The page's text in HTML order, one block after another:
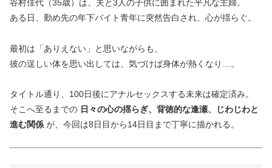
谷村佳代（35歳）は、夫と3人の子供に囲まれた平凡な主婦。
ある日、勤め先の年下バイト青年に突然告白され、心が揺らぐ。
最初は「ありえない」と思いながらも、
彼の逞しい体を思い出しては、気づけば身体が熱くなり…。
タイトル通り、100日後にアナルセックスする未来は確定済み。
そこへ至るまでの 日々の心の揺らぎ、背徳的な逢瀬、じわじわと
進む関係 が、今回は8日目から14日目まで丁寧に描かれる。